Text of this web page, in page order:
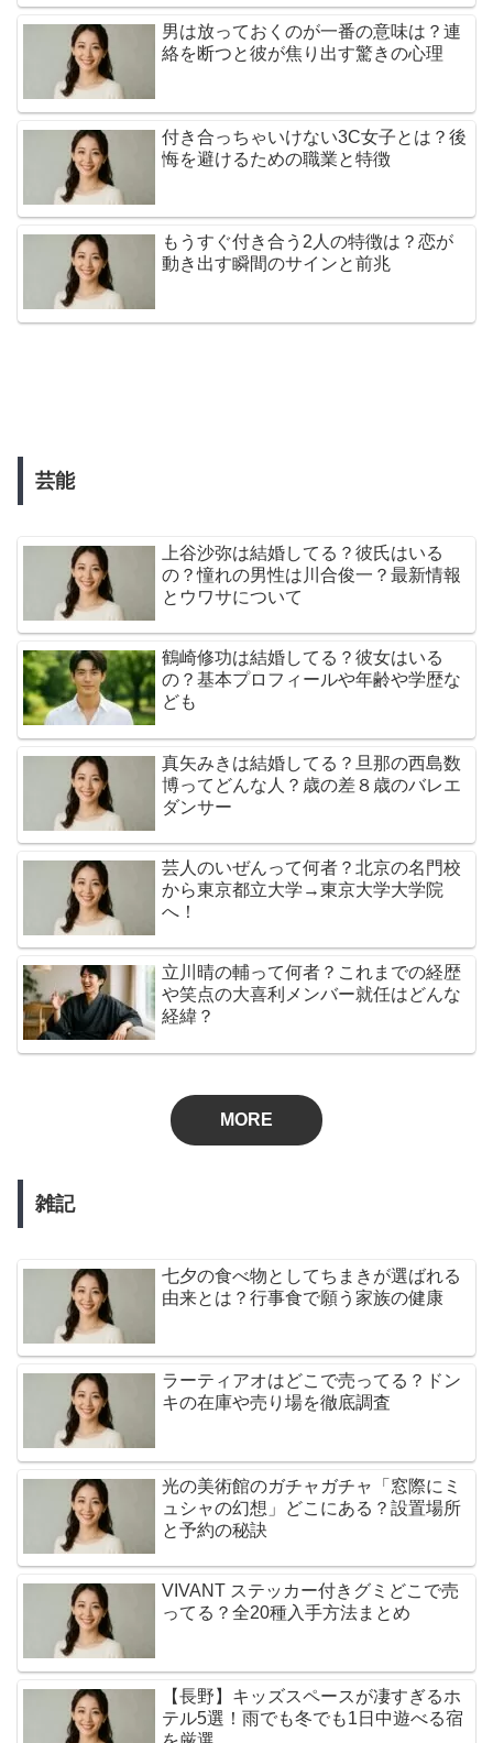
男は放っておくのが一番の意味は？連
絡を断つと彼が焦り出す驚きの心理
付き合っちゃいけない3C女子とは？後
悔を避けるための職業と特徴
もうすぐ付き合う2人の特徴は？恋が
動き出す瞬間のサインと前兆
芸能
上谷沙弥は結婚してる？彼氏はいる
の？憧れの男性は川合俊一？最新情報
とウワサについて
鶴崎修功は結婚してる？彼女はいる
の？基本プロフィールや年齢や学歴な
ども
真矢みきは結婚してる？旦那の西島数
博ってどんな人？歳の差８歳のバレエ
ダンサー
芸人のいぜんって何者？北京の名門校
から東京都立大学→東京大学大学院
へ！
立川晴の輔って何者？これまでの経歴
や笑点の大喜利メンバー就任はどんな
経緯？
MORE
雑記
七夕の食べ物としてちまきが選ばれる
由来とは？行事食で願う家族の健康
ラーティアオはどこで売ってる？ドン
キの在庫や売り場を徹底調査
光の美術館のガチャガチャ「窓際にミ
ュシャの幻想」どこにある？設置場所
と予約の秘訣
VIVANT ステッカー付きグミどこで売
ってる？全20種入手方法まとめ
【長野】キッズスペースが凄すぎるホ
テル5選！雨でも冬でも1日中遊べる宿